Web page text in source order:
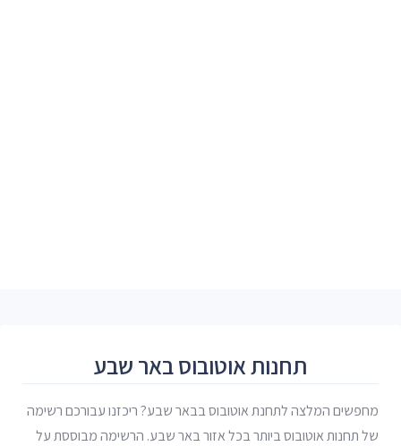
תחנות אוטובוס באר שבע
מחפשים המלצה לתחנת אוטובוס בבאר שבע? ריכזנו עבורכם רשימה
של תחנות אוטובוס ביותר בכל אזור באר שבע. הרשימה מבוססת על